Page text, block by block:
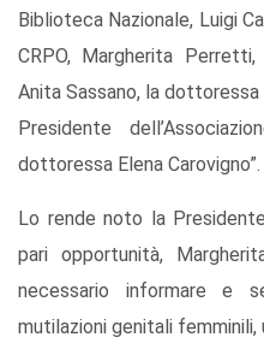
Biblioteca Nazionale, Luigi
CRPO, Margherita
Anita Sassano, la dottoressa
Presidente
dottoressa Elena Carovigno”.
Lo rende noto la
pari opportunità,
necessario informare e
mutilazioni genitali